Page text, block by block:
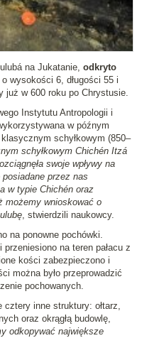
na Jukatanie, odkryto
wysokości 6, długości 55 i
już w 600 roku po Chrystusie.
Instytutu Antropologii i
w późnym
schyłkowym (850–
schyłkowym Chichén Itzá
swoje wpływy na
przez nas
w typie Chichén oraz
możemy wnioskować o
, stwierdzili naukowcy.
na ponowne pochówki.
na teren pałacu z
kości zabezpieczono i
można było przeprowadzić
pochowanych.
cztery inne struktury: ołtarz,
oraz okrągłą budowlę,
odkopywać największe